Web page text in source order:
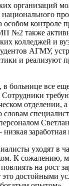
организаций
контроле
№2 также
колледжей и
АГМУ,
и реализуют
в больнице все
Сотрудники
отделении,
заработная
уходят в
К сожалению,
на рост
достойными